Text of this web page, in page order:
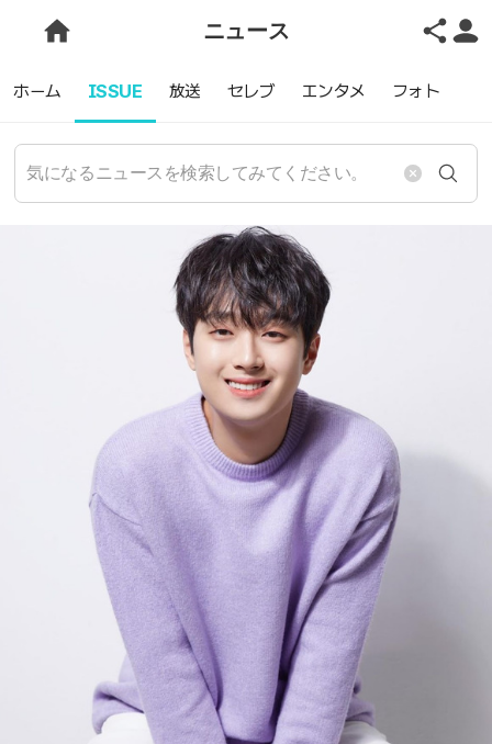
ニュース
ホーム ISSUE 放送 セレブ エンタメ フォト